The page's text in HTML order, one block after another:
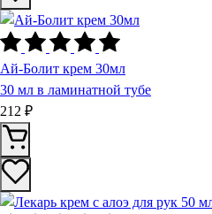
Ай-Болит крем 30мл
30 мл в ламинатной тубе
212 ₽